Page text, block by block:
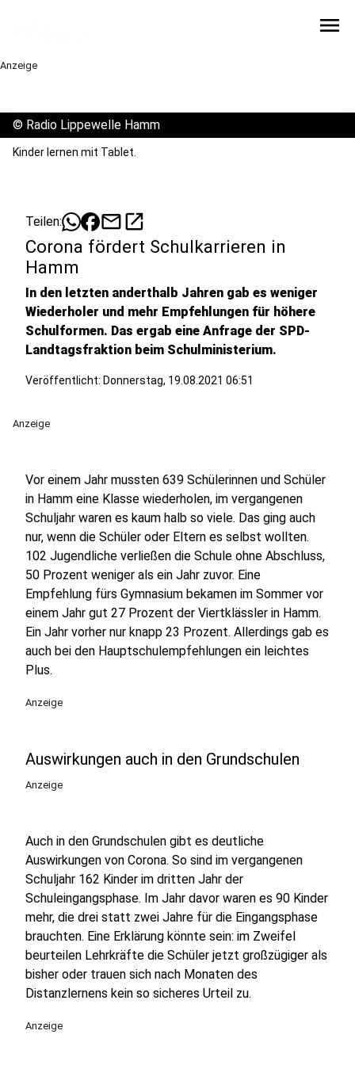
menu
Anzeige
© Radio Lippewelle Hamm
Kinder lernen mit Tablet.
Teilen: mailopen_in_new
Corona fördert Schulkarrieren in
Hamm
In den letzten anderthalb Jahren gab es weniger
Wiederholer und mehr Empfehlungen für höhere
Schulformen. Das ergab eine Anfrage der SPD-
Landtagsfraktion beim Schulministerium.
Veröffentlicht: Donnerstag, 19.08.2021 06:51
Anzeige
Vor einem Jahr mussten 639 Schülerinnen und Schüler
in Hamm eine Klasse wiederholen, im vergangenen
Schuljahr waren es kaum halb so viele. Das ging auch
nur, wenn die Schüler oder Eltern es selbst wollten.
102 Jugendliche verließen die Schule ohne Abschluss,
50 Prozent weniger als ein Jahr zuvor. Eine
Empfehlung fürs Gymnasium bekamen im Sommer vor
einem Jahr gut 27 Prozent der Viertklässler in Hamm.
Ein Jahr vorher nur knapp 23 Prozent. Allerdings gab es
auch bei den Hauptschulempfehlungen ein leichtes
Plus.
Anzeige
Auswirkungen auch in den Grundschulen
Anzeige
Auch in den Grundschulen gibt es deutliche
Auswirkungen von Corona. So sind im vergangenen
Schuljahr 162 Kinder im dritten Jahr der
Schuleingangsphase. Im Jahr davor waren es 90 Kinder
mehr, die drei statt zwei Jahre für die Eingangsphase
brauchten. Eine Erklärung könnte sein: im Zweifel
beurteilen Lehrkräfte die Schüler jetzt großzügiger als
bisher oder trauen sich nach Monaten des
Distanzlernens kein so sicheres Urteil zu.
Anzeige